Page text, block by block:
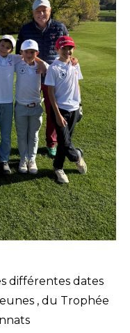
différentes dates
, du Trophée